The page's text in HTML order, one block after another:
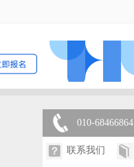
010-68466864
联系我们